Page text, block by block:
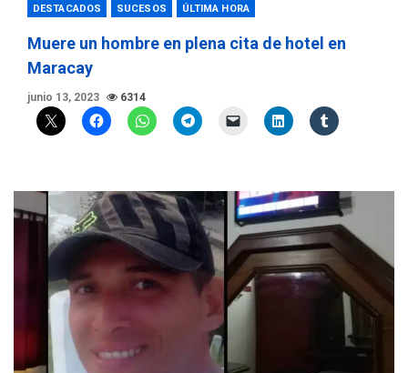
DESTACADOS SUCESOS ÚLTIMA HORA
Muere un hombre en plena cita de hotel en
Maracay
junio 13, 2023 6314